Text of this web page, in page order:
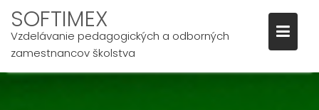
SOFTIMEX
Vzdelávanie pedagogických a odborných
zamestnancov školstva